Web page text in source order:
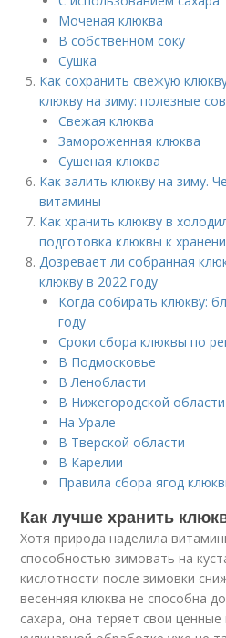
Моченая клюква
В собственном соку
Сушка
Как сохранить свежую
клюкву на зиму: полезные
Свежая клюква
Замороженная клюква
Сушеная клюква
Как залить клюкву на зиму.
витамины
Как хранить клюкву в
подготовка клюквы к
Дозревает ли собранная
клюкву в 2022 году
Когда собирать клюкву:
году
Сроки сбора клюквы по
В Подмосковье
В Ленобласти
В Нижегородской области
На Урале
В Тверской области
В Карелии
Правила сбора ягод
Как лучше хранить
Хотя природа наделила
способностью зимовать на
кислотности после зимовки
весенняя клюква не способна
сахара, она теряет свои